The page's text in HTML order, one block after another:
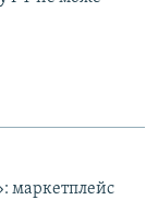
маркетплейс